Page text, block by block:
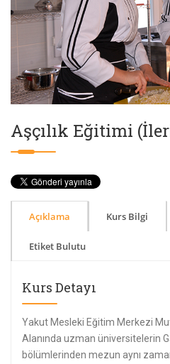
Aşçılık Eğitimi
Açıklama Kurs Bilgi
Etiket Bulutu
Kurs Detayı
Yakut Mesleki Eğitim Merkezi
Alanında uzman üniversitelerin
bölümlerinden mezun aynı